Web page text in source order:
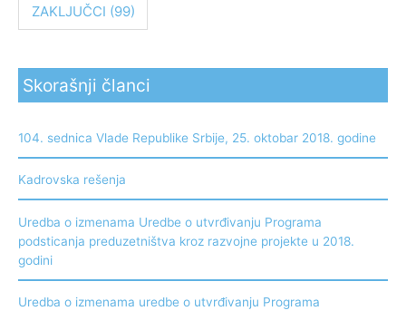
ZAKLJUČCI (99)
Skorašnji članci
104. sednica Vlade Republike Srbije, 25. oktobar 2018. godine
Kadrovska rešenja
Uredba o izmenama Uredbe o utvrđivanju Programa
podsticanja preduzetništva kroz razvojne projekte u 2018.
godini
Uredba o izmenama uredbe o utvrđivanju Programa